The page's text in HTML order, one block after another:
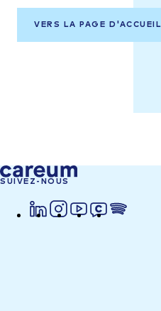
VERS LA PAGE D'ACCUEIL
SUIVEZ-NOUS